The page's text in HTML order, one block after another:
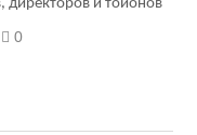
директоров и тойонов
0